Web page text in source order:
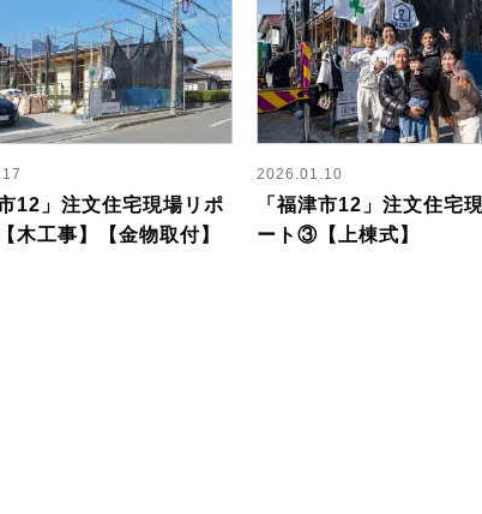
市12」注文住宅現場リポ
木工事】【金物取付】
2026.01.10
「福津市12」注文住宅
ート③【上棟式】